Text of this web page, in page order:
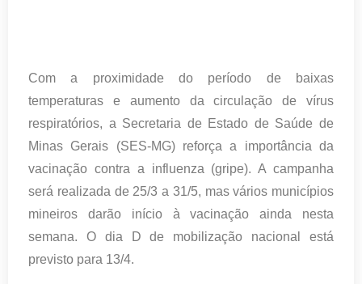
Com a proximidade do período de baixas
temperaturas e aumento da circulação de vírus
respiratórios, a Secretaria de Estado de Saúde de
Minas Gerais (SES-MG) reforça a importância da
vacinação contra a influenza (gripe). A campanha
será realizada de 25/3 a 31/5, mas vários municípios
mineiros darão início à vacinação ainda nesta
semana. O dia D de mobilização nacional está
previsto para 13/4.